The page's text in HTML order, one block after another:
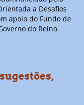
a Desafios
apoio do Fundo de
do Reino